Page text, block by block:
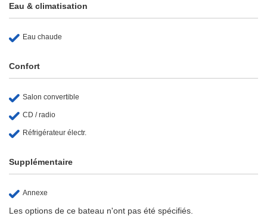
Eau & climatisation
Eau chaude
Confort
Salon convertible
CD / radio
Réfrigérateur électr.
Supplémentaire
Annexe
Les options de ce bateau n'ont pas été spécifiés.